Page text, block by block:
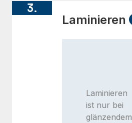
3.
Laminieren
Laminieren
ist nur bei
glänzendem